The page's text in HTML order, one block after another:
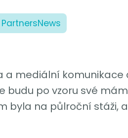
PartnersNews
a mediální
po vzoru své
byla na půlroční stáži,